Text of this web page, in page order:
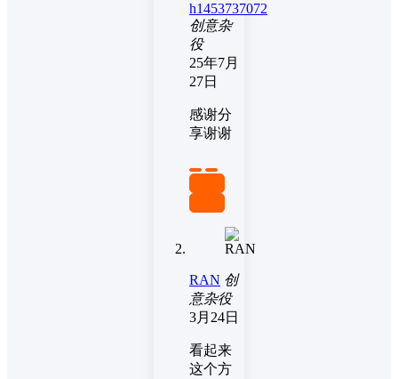
h1453737072
创意杂
役
25年7月
27日
感谢分
享谢谢
RAN 创
意杂役
3月24日
看起来
这个方